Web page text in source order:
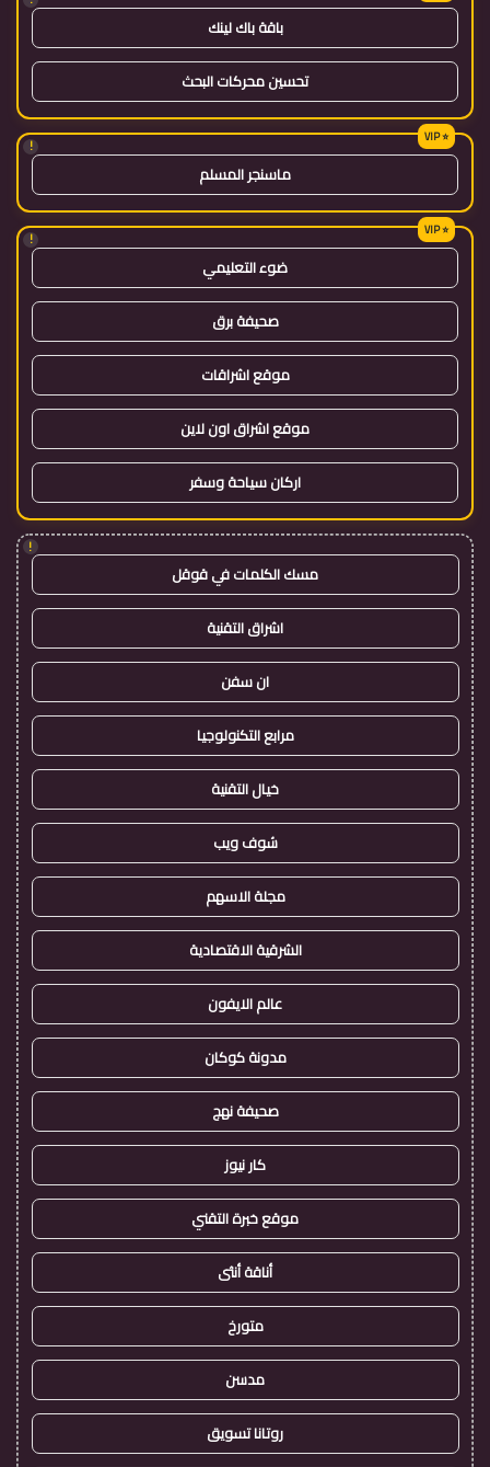
باقة باك لينك
تحسين محركات البحث
!
ماسنجر المسلم
!
ضوء التعليمي
صحيفة برق
موقع اشراقات
موقع اشراق اون لاين
اركان سياحة وسفر
!
مسك الكلمات في قوقل
اشراق التقنية
ان سفن
مرابع التكنولوجيا
خيال التقنية
شوف ويب
مجلة الاسهم
الشرقية الاقتصادية
عالم الايفون
مدونة كوكان
صحيفة نهج
كار نيوز
موقع خبرة التقني
أناقة أنثى
متورخ
مدسن
روتانا تسويق